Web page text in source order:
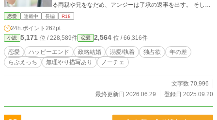
る両親や兄をなだめ、アンジーは了承の返事を出す。 そし
て、三カ月後。アンジーはハジェンズ王国の若き王・イライ
世継ぎを産むことだけだ」 顔合わせのときにはっきり告げら
れた言葉。ショックを受けたアンジーだが、それも覚悟の
上。 黙々と妃としての役目を果たしているうちに、夫の態度
が変わっていく。 「閉じ込めてしまいたい。俺以外、見るこ
とができないように」 変化した夫の独占欲は、どんどん過激
ブリスタ（後日掲載）
恋愛 連載中 長編 R18
24h.ポイント 262pt
小説 5,171 位 / 228,589件 恋愛 2,564 位 / 66,316件
恋愛 ハッピーエンド 政略結婚 溺愛/執着 独占欲
年の差
らぶえっち
無理やり描写あり ノーチェ
文字数 70,996
最終更新日 2026.06.29
登録日 2025.09.20